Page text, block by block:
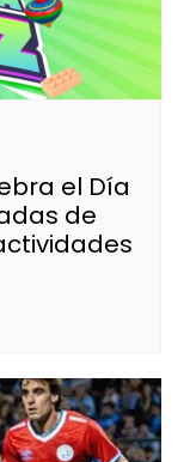
el Día
de